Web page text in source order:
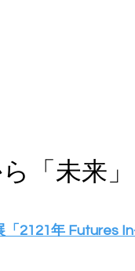
「未来
「2121年 Futures